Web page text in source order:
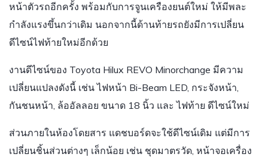
หน้าตัวรถอีกครั้ง พร้อมกับการจูนเครืองยนต์ใหม่ ให้มีพละ
กำลังแรงขึ้นกว่าเดิม นอกจากนี้ด้านท้ายรถยังมีการเปลี่ยน
ดีไซน์ไฟท้ายใหม่อีกด้วย
งานดีไซน์ของ Toyota Hilux REVO Minorchange มีความ
เปลี่ยนแปลงดังนี้ เช่น ไฟหน้า Bi-Beam LED, กระจังหน้า,
กันชนหน้า, ล้ออัลลอย ขนาด 18 นิ้ว และ ไฟท้าย ดีไซน์ใหม่
ส่วนภายในห้องโดยสาร แดชบอร์ดจะใช้ดีไซน์เดิม แต่มีการ
เปลี่ยนชิ้นส่วนต่างๆ เล็กน้อย เช่น ชุดมาตรวัด, หน้าจอเครื่อง